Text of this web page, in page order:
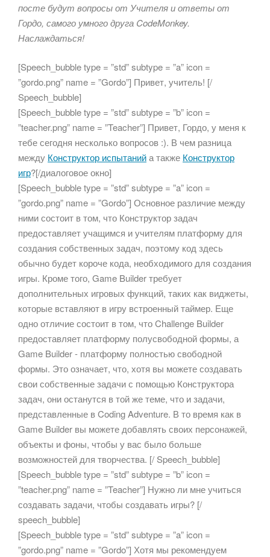
посте будут вопросы от Учителя и ответы от
Гордо, самого умного друга CodeMonkey.
Наслаждаться!
[Speech_bubble type = ”std” subtype = ”a” icon =
”gordo.png” name = ”Gordo”] Привет, учитель! [/
Speech_bubble]
[Speech_bubble type = ”std” subtype = ”b” icon =
”teacher.png” name = ”Teacher”] Привет, Гордо, у меня к
тебе сегодня несколько вопросов :). В чем разница
между Конструктор испытанийа также Конструктор
игр?[/диалоговое окно]
[Speech_bubble type = ”std” subtype = ”a” icon =
”gordo.png” name = ”Gordo”] Основное различие между
ними состоит в том, что Конструктор задач
предоставляет учащимся и учителям платформу для
создания собственных задач, поэтому код здесь
обычно будет короче кода, необходимого для создания
игры. Кроме того, Game Builder требует
дополнительных игровых функций, таких как виджеты,
которые вставляют в игру встроенный таймер. Еще
одно отличие состоит в том, что Challenge Builder
предоставляет платформу полусвободной формы, а
Game Builder - платформу полностью свободной
формы. Это означает, что, хотя вы можете создавать
свои собственные задачи с помощью Конструктора
задач, они останутся в той же теме, что и задачи,
представленные в Coding Adventure. В то время как в
Game Builder вы можете добавлять своих персонажей,
объекты и фоны, чтобы у вас было больше
возможностей для творчества. [/ Speech_bubble]
[Speech_bubble type = ”std” subtype = ”b” icon =
”teacher.png” name = ”Teacher”] Нужно ли мне учиться
создавать задачи, чтобы создавать игры? [/
speech_bubble]
[Speech_bubble type = ”std” subtype = ”a” icon =
”gordo.png” name = ”Gordo”] Хотя мы рекомендуем